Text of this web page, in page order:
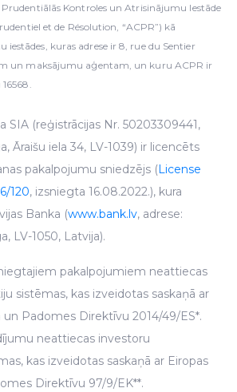
Prudentiālās Kontroles un Atrisinājumu Iestāde
et de Résolution, “ACPR”) kā
kuras adrese ir 8, rue du Sentier
un maksājumu aģentam, un kuru ACPR ir
SIA (reģistrācijas Nr. 50203309441,
Āraišu iela 34, LV-1039) ir licencēts
pakalpojumu sniedzējs (License
120, izsniegta 16.08.2022.), kura
Banka (www.bank.lv, adrese:
LV-1050, Latvija).
pakalpojumiem neattiecas
sistēmas, kas izveidotas saskaņā ar
Padomes Direktīvu 2014/49/ES*.
neattiecas investoru
kas izveidotas saskaņā ar Eiropas
Direktīvu 97/9/EK**.